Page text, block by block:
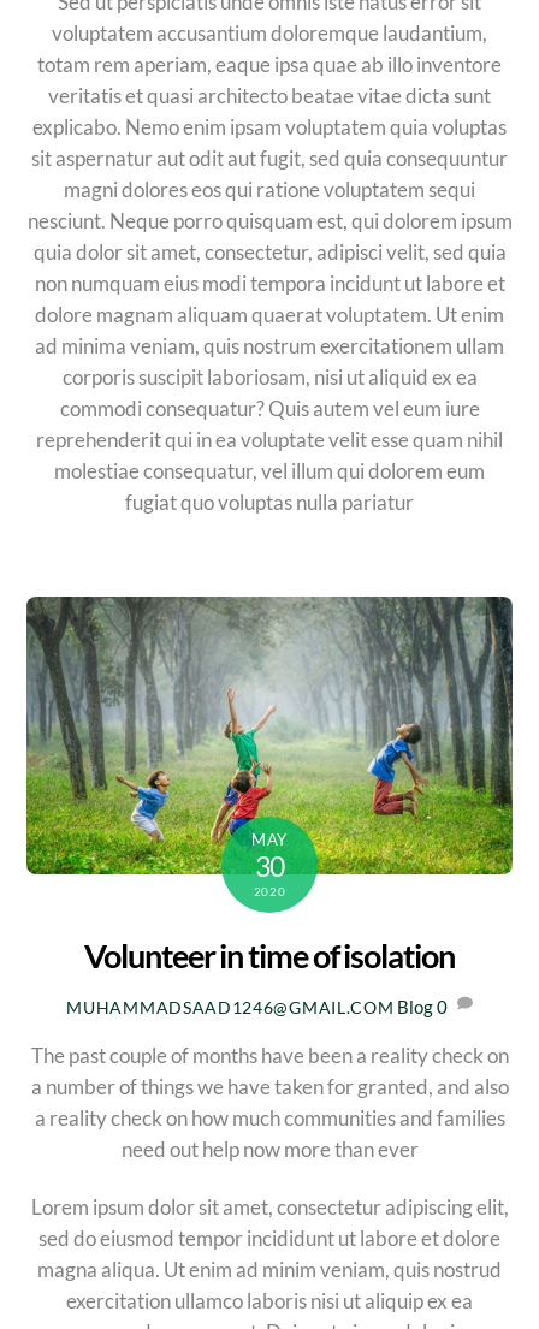
voluptatem accusantium doloremque laudantium,
totam rem aperiam, eaque ipsa quae ab illo inventore
veritatis et quasi architecto beatae vitae dicta sunt
explicabo. Nemo enim ipsam voluptatem quia voluptas
sit aspernatur aut odit aut fugit, sed quia consequuntur
magni dolores eos qui ratione voluptatem sequi
nesciunt. Neque porro quisquam est, qui dolorem ipsum
quia dolor sit amet, consectetur, adipisci velit, sed quia
non numquam eius modi tempora incidunt ut labore et
dolore magnam aliquam quaerat voluptatem. Ut enim
ad minima veniam, quis nostrum exercitationem ullam
corporis suscipit laboriosam, nisi ut aliquid ex ea
commodi consequatur? Quis autem vel eum iure
reprehenderit qui in ea voluptate velit esse quam nihil
molestiae consequatur, vel illum qui dolorem eum
fugiat quo voluptas nulla pariatur
MAY
30
2020
Volunteer in time of isolation
MUHAMMADSAAD1246@GMAIL.COM Blog0
The past couple of months have been a reality check on
a number of things we have taken for granted, and also
a reality check on how much communities and families
need out help now more than ever
Lorem ipsum dolor sit amet, consectetur adipiscing elit,
sed do eiusmod tempor incididunt ut labore et dolore
magna aliqua. Ut enim ad minim veniam, quis nostrud
exercitation ullamco laboris nisi ut aliquip ex ea